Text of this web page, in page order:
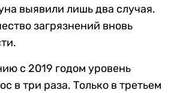
выявили лишь два случая.
загрязнений вновь
с 2019 годом уровень
в три раза. Только в третьем